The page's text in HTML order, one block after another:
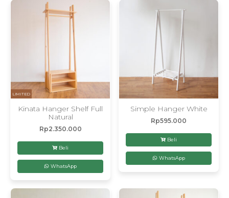
LIMITED
Kinata Hanger Shelf Full
Natural
Rp2.350.000
Beli
WhatsApp
Simple Hanger White
Rp595.000
Beli
WhatsApp